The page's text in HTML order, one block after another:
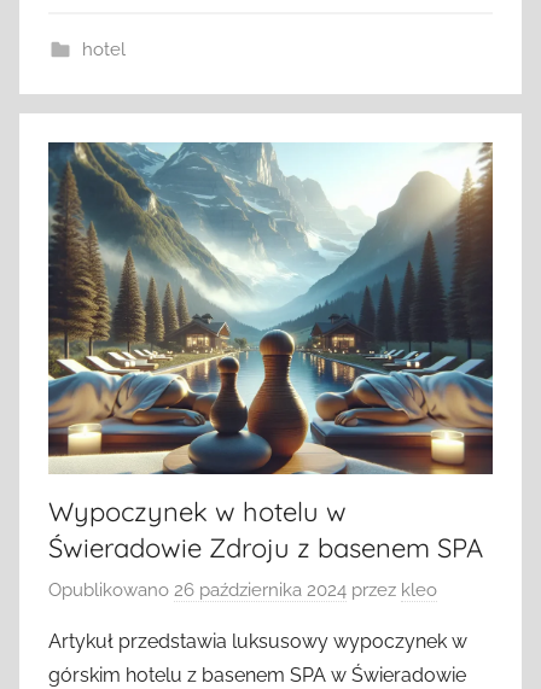
hotel
Wypoczynek w hotelu w
Świeradowie Zdroju z basenem SPA
Opublikowano 26 października 2024 przez kleo
Artykuł przedstawia luksusowy wypoczynek w
górskim hotelu z basenem SPA w Świeradowie